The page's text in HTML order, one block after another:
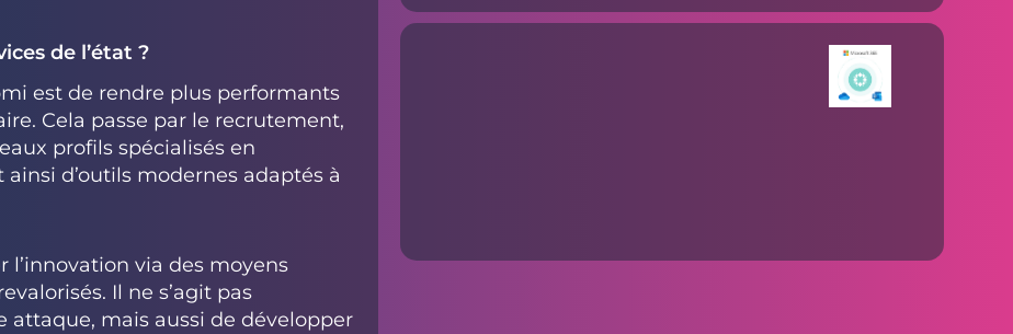
de l’état ?
est de rendre plus performants
Cela passe par le recrutement,
profils spécialisés en
d’outils modernes adaptés à
l’innovation via des moyens
Il ne s’agit pas
attaque, mais aussi de développer